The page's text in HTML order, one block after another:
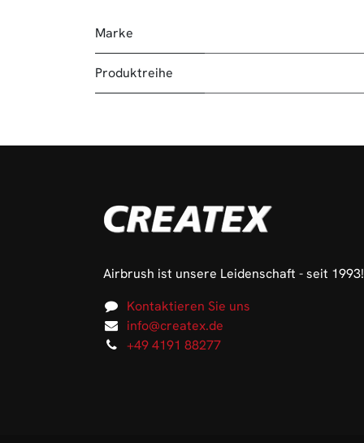
Marke
Produktreihe
Airbrush ist unsere Leidenschaft - seit 1993!
Kontaktieren Sie uns
info@createx.de
+49 4191 88277